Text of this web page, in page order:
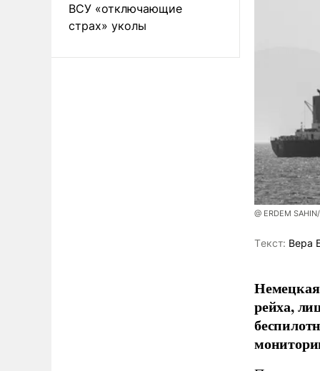
ВСУ «отключающие
страх» уколы
@ ERDEM
Tекст: Вера
рейха,